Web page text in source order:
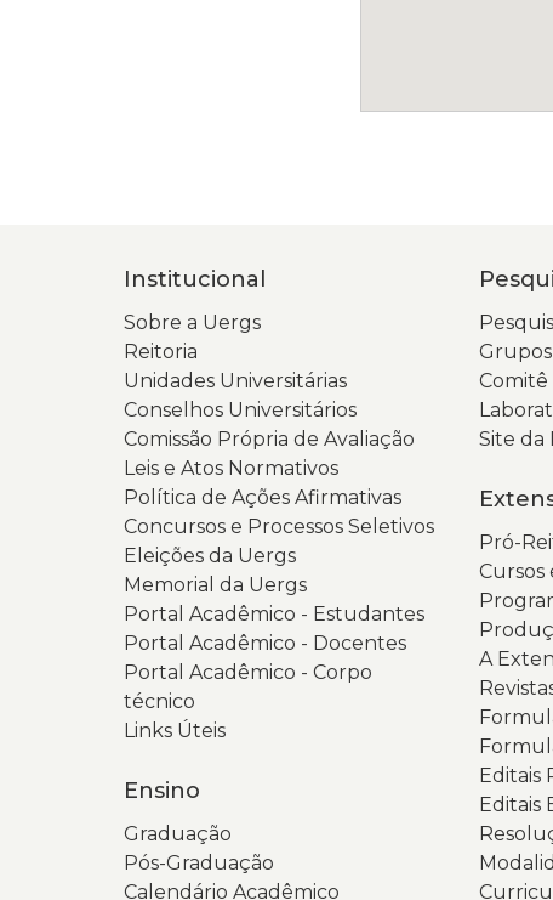
Institucional
Sobre a Uergs
Reitoria
Unidades Universitárias
Conselhos Universitários
Comissão Própria de Avaliação
Leis e Atos Normativos
Política de Ações Afirmativas
Concursos e Processos Seletivos
Eleições da Uergs
Memorial da Uergs
Portal Acadêmico - Estudantes
Portal Acadêmico - Docentes
Portal Acadêmico - Corpo
técnico
Links Úteis
Ensino
Graduação
Pós-Graduação
Calendário Acadêmico
Comitê
Site da
Pró-
Cursos
A
Editais
Editais